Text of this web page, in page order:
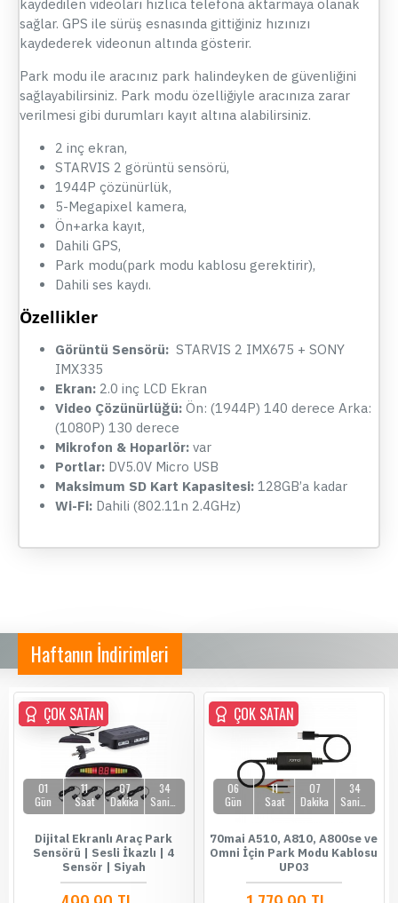
kaydedilen videoları hızlıca telefona aktarmaya olanak
sağlar. GPS ile sürüş esnasında gittiğiniz hızınızı
kaydederek videonun altında gösterir.
Park modu ile aracınız park halindeyken de güvenliğini
sağlayabilirsiniz. Park modu özelliğiyle aracınıza zarar
verilmesi gibi durumları kayıt altına alabilirsiniz.
2 inç ekran,
STARVIS 2 görüntü sensörü,
1944P çözünürlük,
5-Megapixel kamera,
Ön+arka kayıt,
Dahili GPS,
Park modu(park modu kablosu gerektirir),
Dahili ses kaydı.
Özellikler
Görüntü Sensörü: STARVIS 2 IMX675 + SONY
IMX335
Ekran: 2.0 inç LCD Ekran
Video Çözünürlüğü: Ön: (1944P) 140 derece Arka:
(1080P) 130 derece
Mikrofon & Hoparlör: var
Portlar: DV5.0V Micro USB
Maksimum SD Kart Kapasitesi: 128GB’a kadar
Wi-Fi: Dahili (802.11n 2.4GHz)
Haftanın İndirimleri
ÇOK SATAN
ÇOK SATAN
01
Gün
11
Saat
07
Dakika
34
Dijital Ekranlı Araç Park
Sensörü | Sesli İkazlı | 4
Sensör | Siyah
ÇOK SATAN
06
Gün
11
Saat
07
Dakika
34
70mai A510, A810, A800se ve
Omni İçin Park Modu Kablosu
UP03